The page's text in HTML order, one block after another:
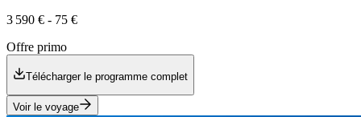
3 590 € - 75 €
Offre primo
Télécharger le programme complet
Voir le voyage